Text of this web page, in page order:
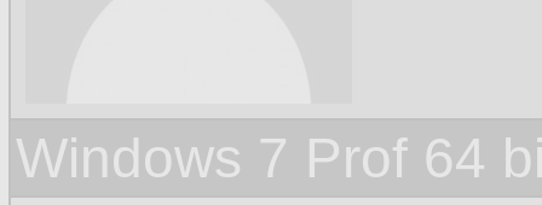
Windows 7 Prof 64